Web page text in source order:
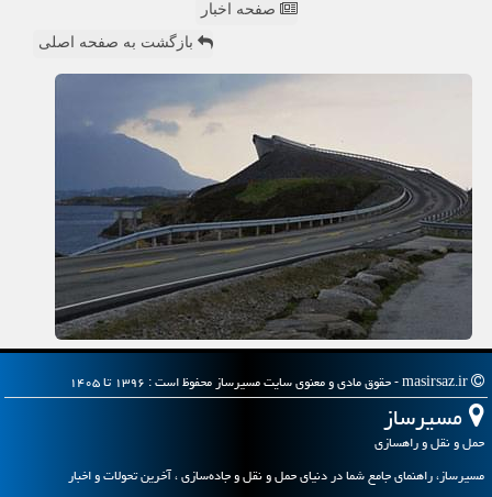
صفحه اخبار
بازگشت به صفحه اصلی
مسیرساز
حمل و نقل و راهسازی
مسیرساز، راهنمای جامع شما در دنیای حمل و نقل و جاده‌سازی ، آخرین تحولات و اخبار